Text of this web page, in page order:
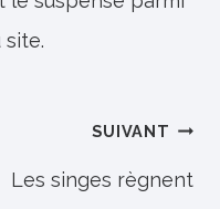
site.
SUIVANT
Les singes règnent